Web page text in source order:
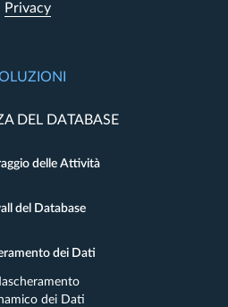
Privacy
DEL DATABASE
delle Attività
del Database
dei Dati
dei Dati